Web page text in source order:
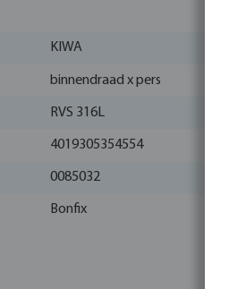
KIWA
binnendraad x pers
RVS 316L
4019305354554
0085032
Bonfix